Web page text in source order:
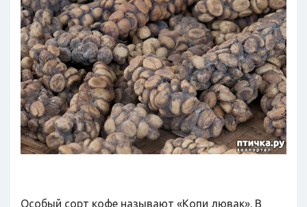
Особый сорт кофе называют «Копи лювак». В